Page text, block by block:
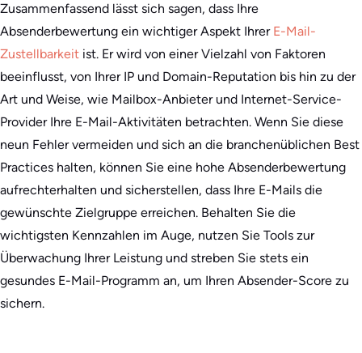
Zusammenfassend lässt sich sagen, dass Ihre
Absenderbewertung ein wichtiger Aspekt Ihrer E-Mail-
Zustellbarkeit ist. Er wird von einer Vielzahl von Faktoren
beeinflusst, von Ihrer IP und Domain-Reputation bis hin zu der
Art und Weise, wie Mailbox-Anbieter und Internet-Service-
Provider Ihre E-Mail-Aktivitäten betrachten. Wenn Sie diese
neun Fehler vermeiden und sich an die branchenüblichen Best
Practices halten, können Sie eine hohe Absenderbewertung
aufrechterhalten und sicherstellen, dass Ihre E-Mails die
gewünschte Zielgruppe erreichen. Behalten Sie die
wichtigsten Kennzahlen im Auge, nutzen Sie Tools zur
Überwachung Ihrer Leistung und streben Sie stets ein
gesundes E-Mail-Programm an, um Ihren Absender-Score zu
sichern.